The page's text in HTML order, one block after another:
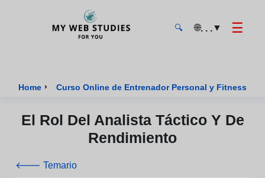
🔍 🌐. . .▼ ☰
Home › Curso Online de Entrenador Personal y Fitness
El Rol Del Analista Táctico Y De
Rendimiento
🡐 Temario